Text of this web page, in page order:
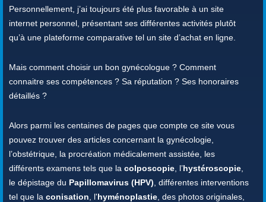
Personnellement, j’ai toujours été plus favorable à un site
internet personnel, présentant ses différentes activités plutôt
qu’à une plateforme comparative tel un site d’achat en ligne.
Mais comment choisir un bon gynécologue ? Comment
connaitre ses compétences ? Sa réputation ? Ses honoraires
détaillés ?
Alors parmi les centaines de pages que compte ce site vous
pouvez trouver des articles concernant la gynécologie,
l’obstétrique, la procréation médicalement assistée, les
différents examens tels que la colposcopie , l’hystéroscopie
le dépistage du Papillomavirus (HPV) , différentes interventions
tel que la conisation , l'hyménoplastie , des photos originales,